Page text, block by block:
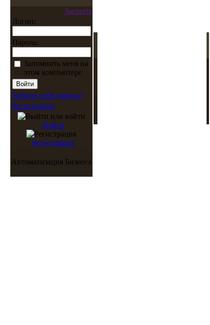
Закрыть
Логин:
Пароль:
Запомнить меня на
этом компьютере
Забыли свой пароль?
Регистрация
Войти
Регистрация
Автоматизация Бизнеса